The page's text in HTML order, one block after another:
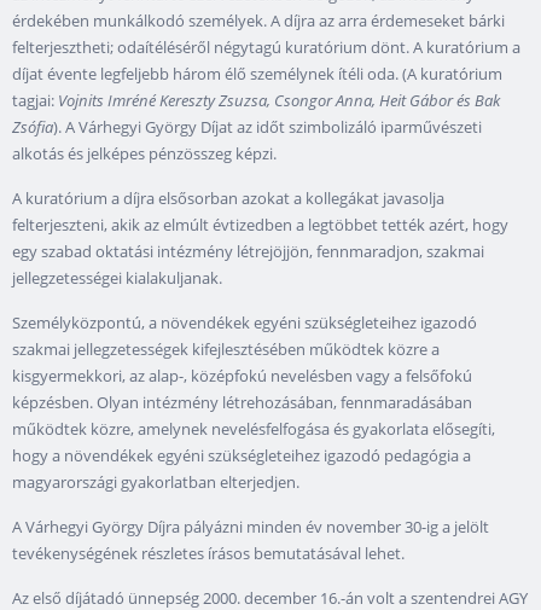
érdekében munkálkodó személyek. A díjra az arra érdemeseket bárki
felterjesztheti; odaítéléséről négytagú kuratórium dönt. A kuratórium a
díjat évente legfeljebb három élő személynek ítéli oda. (A kuratórium
tagjai: Vojnits Imréné Kereszty Zsuzsa, Csongor Anna, Heit Gábor és Bak
Zsófia). A Várhegyi György Díjat az időt szimbolizáló iparművészeti
alkotás és jelképes pénzösszeg képzi.
A kuratórium a díjra elsősorban azokat a kollegákat javasolja
felterjeszteni, akik az elmúlt évtizedben a legtöbbet tették azért, hogy
egy szabad oktatási intézmény létrejöjjön, fennmaradjon, szakmai
jellegzetességei kialakuljanak.
Személyközpontú, a növendékek egyéni szükségleteihez igazodó
szakmai jellegzetességek kifejlesztésében működtek közre a
kisgyermekkori, az alap-, középfokú nevelésben vagy a felsőfokú
képzésben. Olyan intézmény létrehozásában, fennmaradásában
működtek közre, amelynek nevelésfelfogása és gyakorlata elősegíti,
hogy a növendékek egyéni szükségleteihez igazodó pedagógia a
magyarországi gyakorlatban elterjedjen.
A Várhegyi György Díjra pályázni minden év november 30-ig a jelölt
tevékenységének részletes írásos bemutatásával lehet.
Az első díjátadó ünnepség 2000. december 16.-án volt a szentendrei AGY